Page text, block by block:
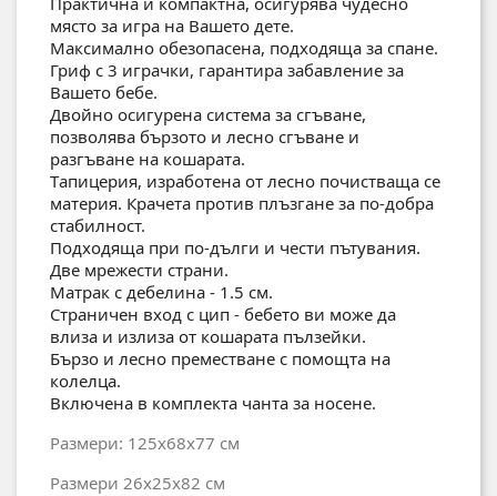
място за игра на Вашето дете.
Максимално обезопасена, подходяща за спане.
Гриф с 3 играчки, гарантира забавление за
Вашето бебе.
Двойно осигурена система за сгъване,
позволява бързото и лесно сгъване и
разгъване на кошарата.
Tапицерия, изработена от лесно почистваща се
материя. Крачета против плъзгане за по-добра
стабилност.
Подходяща при по-дълги и чести пътувания.
Две мрежести страни.
Матрак с дебелина - 1.5 см.
Страничен вход с цип - бебето ви може да
влиза и излиза от кошарата пълзейки.
Бързо и лесно преместване с помощта на
колелца.
Включена в комплекта чанта за носене.
Размери: 125x68x77 см
Размери 26x25x82 см